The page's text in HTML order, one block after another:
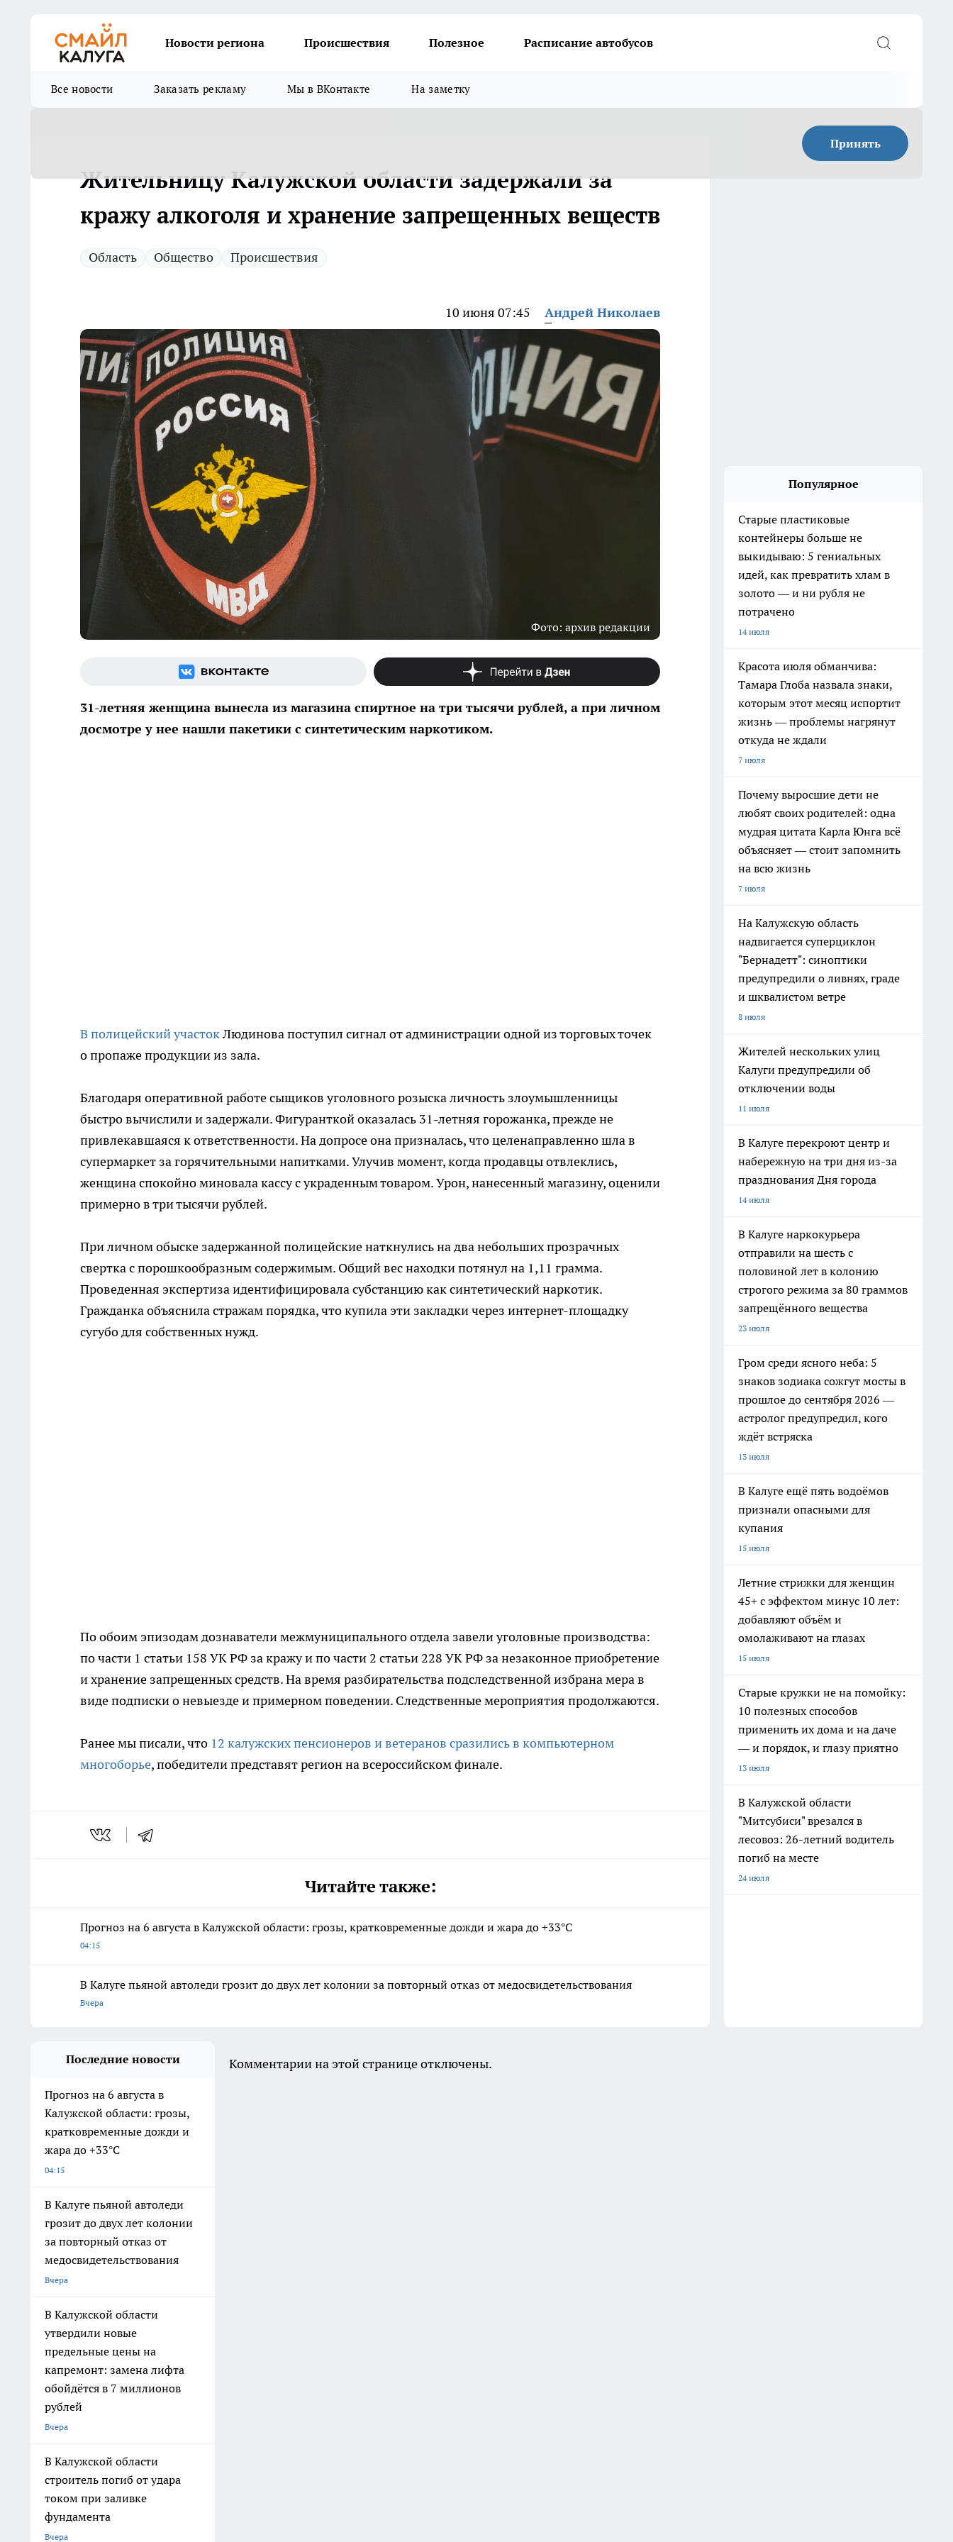
Новости региона Происшествия Полезное Расписание автобусов
Все новости Заказать рекламу Мы в ВКонтакте На заметку
Принять
Жительницу Калужской области задержали за
кражу алкоголя и хранение запрещенных веществ
Область Общество Происшествия
10 июня 07:45 Андрей Николаев
Фото: архив редакции
31-летняя женщина вынесла из магазина спиртное на три тысячи рублей, а при личном
досмотре у нее нашли пакетики с синтетическим наркотиком.
В полицейский участокЛюдинова поступил сигнал от администрации одной из торговых точек
о пропаже продукции из зала.
Благодаря оперативной работе сыщиков уголовного розыска личность злоумышленницы
быстро вычислили и задержали. Фигуранткой оказалась 31-летняя горожанка, прежде не
привлекавшаяся к ответственности. На допросе она призналась, что целенаправленно шла в
супермаркет за горячительными напитками. Улучив момент, когда продавцы отвлеклись,
женщина спокойно миновала кассу с украденным товаром. Урон, нанесенный магазину, оценили
примерно в три тысячи рублей.
При личном обыске задержанной полицейские наткнулись на два небольших прозрачных
свертка с порошкообразным содержимым. Общий вес находки потянул на 1,11 грамма.
Проведенная экспертиза идентифицировала субстанцию как синтетический наркотик.
Гражданка объяснила стражам порядка, что купила эти закладки через интернет-площадку
сугубо для собственных нужд.
По обоим эпизодам дознаватели межмуниципального отдела завели уголовные производства:
по части 1 статьи 158 УК РФ за кражу и по части 2 статьи 228 УК РФ за незаконное приобретение
и хранение запрещенных средств. На время разбирательства подследственной избрана мера в
виде подписки о невыезде и примерном поведении. Следственные мероприятия продолжаются.
Ранее мы писали, что 12 калужских пенсионеров и ветеранов сразились в компьютерном
многоборье, победители представят регион на всероссийском финале.
Читайте также:
Прогноз на 6 августа в Калужской области: грозы, кратковременные дожди и жара до +33°С
04:15
В Калуге пьяной автоледи грозит до двух лет колонии за повторный отказ от медосвидетельствования
Вчера
Популярное
Старые пластиковые
контейнеры больше не
выкидываю: 5 гениальных
идей, как превратить хлам в
золото — и ни рубля не
потрачено
14 июля
Красота июля обманчива:
Тамара Глоба назвала знаки,
которым этот месяц испортит
жизнь — проблемы нагрянут
откуда не ждали
7 июля
Почему выросшие дети не
любят своих родителей: одна
мудрая цитата Карла Юнга всё
объясняет — стоит запомнить
на всю жизнь
7 июля
На Калужскую область
надвигается суперциклон
"Бернадетт": синоптики
предупредили о ливнях, граде
и шквалистом ветре
8 июля
Жителей нескольких улиц
Калуги предупредили об
отключении воды
11 июля
В Калуге перекроют центр и
набережную на три дня из-за
празднования Дня города
14 июля
В Калуге наркокурьера
отправили на шесть с
половиной лет в колонию
строгого режима за 80 граммов
запрещённого вещества
23 июля
Гром среди ясного неба: 5
знаков зодиака сожгут мосты в
прошлое до сентября 2026 —
астролог предупредил, кого
ждёт встряска
13 июля
В Калуге ещё пять водоёмов
признали опасными для
купания
15 июля
Летние стрижки для женщин
45+ с эффектом минус 10 лет:
добавляют объём и
омолаживают на глазах
15 июля
Старые кружки не на помойку:
10 полезных способов
применить их дома и на даче
— и порядок, и глазу приятно
13 июля
В Калужской области
"Митсубиси" врезался в
лесовоз: 26-летний водитель
погиб на месте
24 июля
Последние новости
Прогноз на 6 августа в
Калужской области: грозы,
кратковременные дожди и
жара до +33°С
04:15
В Калуге пьяной автоледи
грозит до двух лет колонии
за повторный отказ от
медосвидетельствования
Вчера
В Калужской области
утвердили новые
предельные цены на
капремонт: замена лифта
обойдётся в 7 миллионов
рублей
Вчера
В Калужской области
строитель погиб от удара
током при заливке
фундамента
Вчера
Комментарии на этой странице отключены.